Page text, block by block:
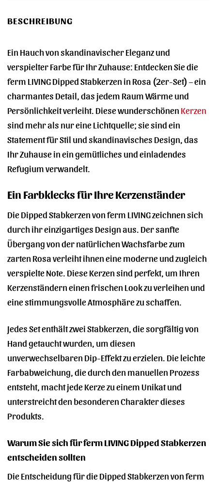
BESCHREIBUNG
Ein Hauch von skandinavischer Eleganz und
verspielter Farbe für Ihr Zuhause: Entdecken Sie die
ferm LIVING Dipped Stabkerzen in Rosa (2er-Set) – ein
charmantes Detail, das jedem Raum Wärme und
Persönlichkeit verleiht. Diese wunderschönen Kerzen
sind mehr als nur eine Lichtquelle; sie sind ein
Statement für Stil und skandinavisches Design, das
Ihr Zuhause in ein gemütliches und einladendes
Refugium verwandelt.
Ein Farbklecks für Ihre Kerzenständer
Die Dipped Stabkerzen von ferm LIVING zeichnen sich
durch ihr einzigartiges Design aus. Der sanfte
Übergang von der natürlichen Wachsfarbe zum
zarten Rosa verleiht ihnen eine moderne und zugleich
verspielte Note. Diese Kerzen sind perfekt, um Ihren
Kerzenständern einen frischen Look zu verleihen und
eine stimmungsvolle Atmosphäre zu schaffen.
Jedes Set enthält zwei Stabkerzen, die sorgfältig von
Hand getaucht wurden, um diesen
unverwechselbaren Dip-Effekt zu erzielen. Die leichte
Farbabweichung, die durch den manuellen Prozess
entsteht, macht jede Kerze zu einem Unikat und
unterstreicht den besonderen Charakter dieses
Produkts.
Warum Sie sich für ferm LIVING Dipped Stabkerzen
entscheiden sollten
Die Entscheidung für die Dipped Stabkerzen von ferm